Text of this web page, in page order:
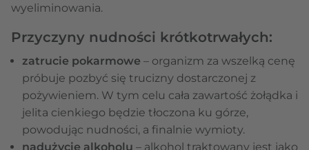
wyeliminowania.
Przyczyny nudności krótkotrwałych:
zatrucie pokarmowe – organizm za wszelką cenę
próbuje pozbyć się trucizny dostarczonej z
pożywieniem. W tym celu cała zawartość żołądka i
jelita cienkiego będzie tłoczona ku górze,
powodując nudności, a finalnie wymioty.
nadużycie alkoholu – alkohol traktowany jest jako